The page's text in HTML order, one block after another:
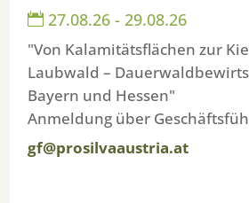
 27.08.26 - 29.08.26
"Von Kalamitätsflächen zur
Laubwald –
Bayern und Hessen"
Anmeldung über
gf@prosilvaaustria.at